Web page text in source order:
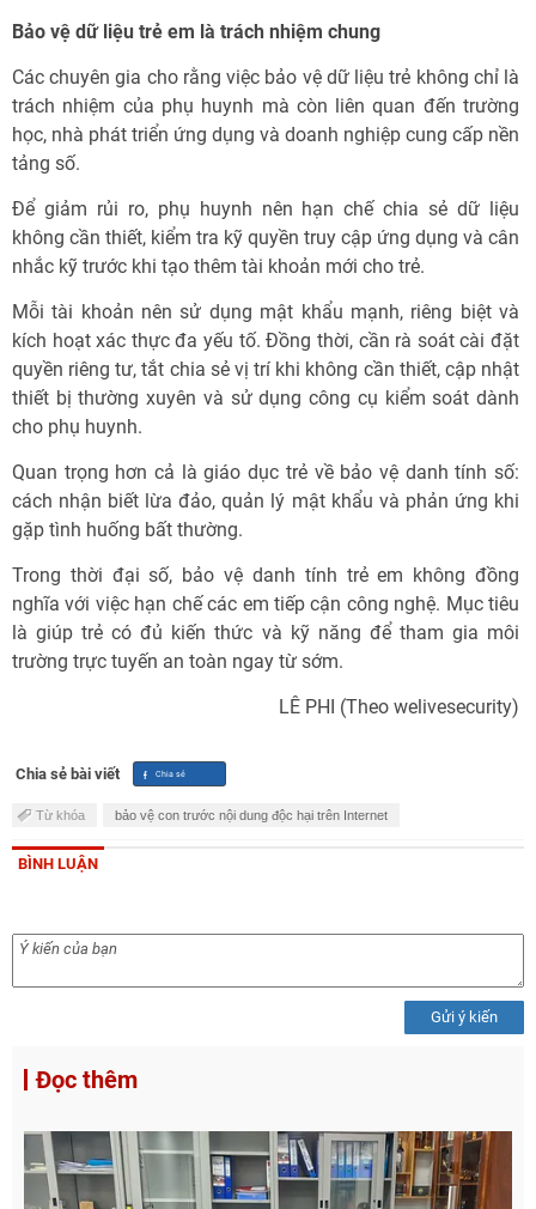
Bảo vệ dữ liệu trẻ em là trách nhiệm chung
Các chuyên gia cho rằng việc bảo vệ dữ liệu trẻ không chỉ là
trách nhiệm của phụ huynh mà còn liên quan đến trường
học, nhà phát triển ứng dụng và doanh nghiệp cung cấp nền
tảng số.
Để giảm rủi ro, phụ huynh nên hạn chế chia sẻ dữ liệu
không cần thiết, kiểm tra kỹ quyền truy cập ứng dụng và cân
nhắc kỹ trước khi tạo thêm tài khoản mới cho trẻ.
Mỗi tài khoản nên sử dụng mật khẩu mạnh, riêng biệt và
kích hoạt xác thực đa yếu tố. Đồng thời, cần rà soát cài đặt
quyền riêng tư, tắt chia sẻ vị trí khi không cần thiết, cập nhật
thiết bị thường xuyên và sử dụng công cụ kiểm soát dành
cho phụ huynh.
Quan trọng hơn cả là giáo dục trẻ về bảo vệ danh tính số:
cách nhận biết lừa đảo, quản lý mật khẩu và phản ứng khi
gặp tình huống bất thường.
Trong thời đại số, bảo vệ danh tính trẻ em không đồng
nghĩa với việc hạn chế các em tiếp cận công nghệ. Mục tiêu
là giúp trẻ có đủ kiến thức và kỹ năng để tham gia môi
trường trực tuyến an toàn ngay từ sớm.
LÊ PHI (Theo welivesecurity)
Chia sẻ bài viết
Từ khóa bảo vệ con trước nội dung độc hại trên Internet
BÌNH LUẬN
Gửi ý kiến
Đọc thêm